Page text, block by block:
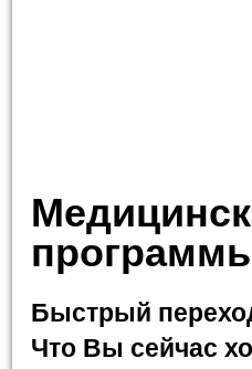
Быстрый
Что Вы сейчас